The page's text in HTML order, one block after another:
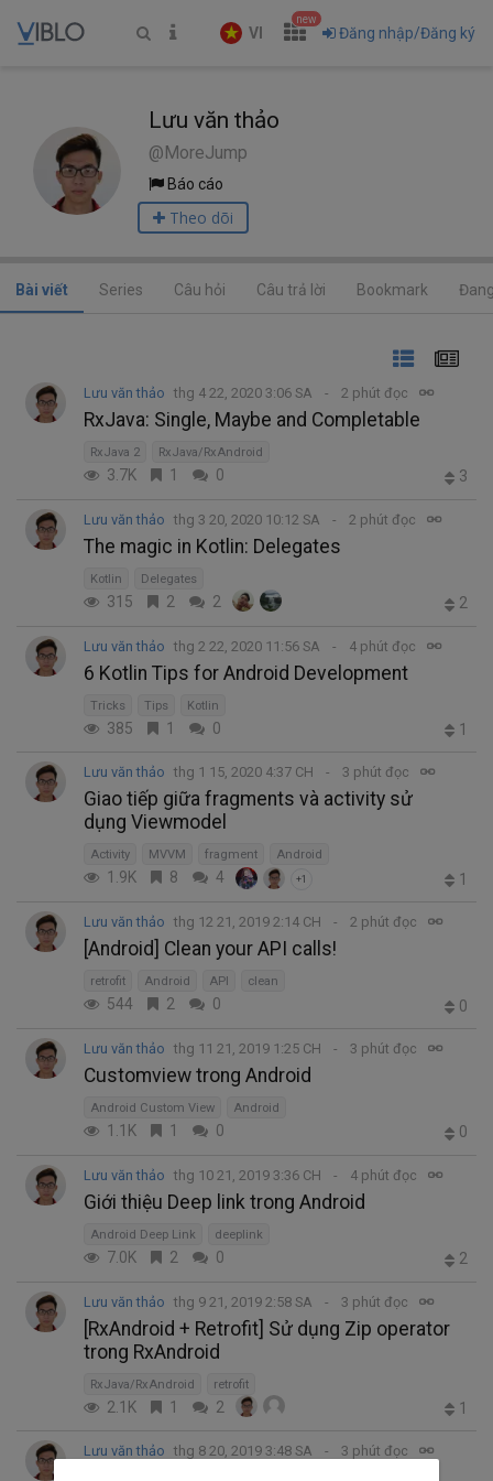
VI
new
Đăng nhập/Đăng ký
Lưu văn thảo
@MoreJump
Báo cáo
Theo dõi
Bài viết Series Câu hỏi Câu trả lời Bookmark
Lưu văn thảo thg 4 22, 2020 3:06 SA 2 phút đọc
RxJava: Single, Maybe and Completable
RxJava 2 RxJava/RxAndroid
3.7K 1 0 3
Lưu văn thảo thg 3 20, 2020 10:12 SA 2 phút đọc
The magic in Kotlin: Delegates
Kotlin Delegates
315 2 2 2
Lưu văn thảo thg 2 22, 2020 11:56 SA 4 phút đọc
6 Kotlin Tips for Android Development
Tricks Tips Kotlin
385 1 0 1
Lưu văn thảo thg 1 15, 2020 4:37 CH 3 phút đọc
Giao tiếp giữa fragments và activity sử
dụng Viewmodel
Activity MVVM fragment Android
1.9K 8 4 +1 1
Lưu văn thảo thg 12 21, 2019 2:14 CH 2 phút đọc
[Android] Clean your API calls!
retrofit Android API clean
544 2 0 0
Lưu văn thảo thg 11 21, 2019 1:25 CH 3 phút đọc
Customview trong Android
Android Custom View Android
1.1K 1 0 0
Lưu văn thảo thg 10 21, 2019 3:36 CH 4 phút đọc
Giới thiệu Deep link trong Android
Android Deep Link deeplink
7.0K 2 0 2
Lưu văn thảo thg 9 21, 2019 2:58 SA 3 phút đọc
[RxAndroid + Retrofit] Sử dụng Zip operator
trong RxAndroid
RxJava/RxAndroid retrofit
2.1K 1 2 1
Lưu văn thảo thg 8 20, 2019 3:48 SA 3 phút đọc